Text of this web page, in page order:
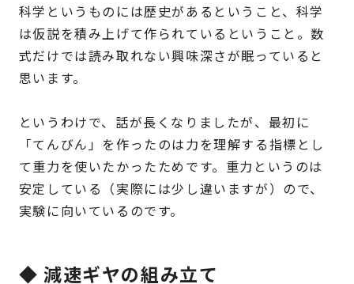
科学というものには歴史があるということ、科学
は仮説を積み上げて作られているということ。数
式だけでは読み取れない興味深さが眠っていると
思います。
というわけで、話が長くなりましたが、最初に
「てんびん」を作ったのは力を理解する指標とし
て重力を使いたかったためです。重力というのは
安定している（実際には少し違いますが）ので、
実験に向いているのです。
◆ 減速ギヤの組み立て